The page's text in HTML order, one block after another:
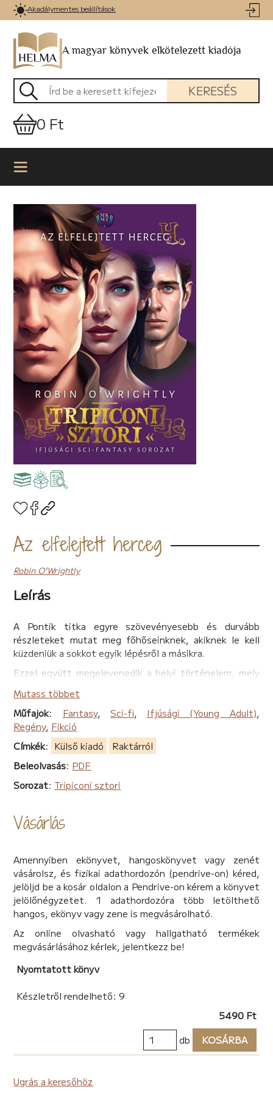
Akadálymentes beállítások
A magyar könyvek elkötelezett kiadója
KERESÉS
0 Ft
Az elfelejtett herceg
Robin O'Wrightly
Leírás
A Pontik titka egyre szövevényesebb és durvább
részleteket mutat meg főhőseinknek, akiknek le kell
küzdeniük a sokkot egyik lépésről a másikra.
Ezzel együtt megelevenedik a helyi történelem, mely
Tripicont és Perallantiszt is. 1946-ban egy fiatal lány
menekül a Városból a Faluba. Ugyanakkor egy fiatal férfi
menekül a Palotából a Belváros utcáira. A közös bennük,
hogy mindketten a sorsuk elől futnak, de nem is sejtik,
mennyivel inkább a végzetük felé…
A Tripiconi sztori negyedik, Az elfelejtett herceg című
részében jobban megismerhetjük a szigetvilág
elutazhatunk Franciaországba, Nantes-ba is. Érzelmes
kalandokba mélyedhetünk, megismerhetjük nem csak
Mi történt a Ponti-család két elveszett tagjával?
Kicsoda volt a hős szigeti Árnyék, és mi lett a gyönyörű
Tündér sorsa?
Boldogok voltak-e, amíg meg nem haltak?
Továbbviheti-e egy járőrszolgálat a hajdani Árnyék
Megtalálják-e az elfelejtett herceget, és ő vissza akar-
e jönni Tripiconba?
Bekavar-e a sztoriba egy váratlan szereplő?
kapcsolódott össze a múltban a közös jövőjük?
Moly: https://moly.hu/konyvek/robin-owrightly-az-
Kiadó: Könyvek Sorban
Mutass többet
Műfajok: Fantasy, Sci-fi, Ifjúsági (Young Adult),
Regény, Fikció
Címkék: Külső kiadó
Raktárról
Beleolvasás: PDF
Sorozat: Tripiconi sztori
Vásárlás
Amennyiben ekönyvet, hangoskönyvet vagy zenét
vásárolsz, és fizikai adathordozón (pendrive-on) kéred,
jelöljd be a kosár oldalon a Pendrive-on kérem a könyvet
jelölőnégyzetet. 1 adathordozóra több letölthető
hangos, ekönyv vagy zene is megvásárolható.
Az online olvasható vagy hallgatható termékek
megvásárlásához kérlek, jelentkezz be!
Nyomtatott könyv
Készletről rendelhető: 9
5490 Ft
db
KOSÁRBA
Ugrás a keresőhöz